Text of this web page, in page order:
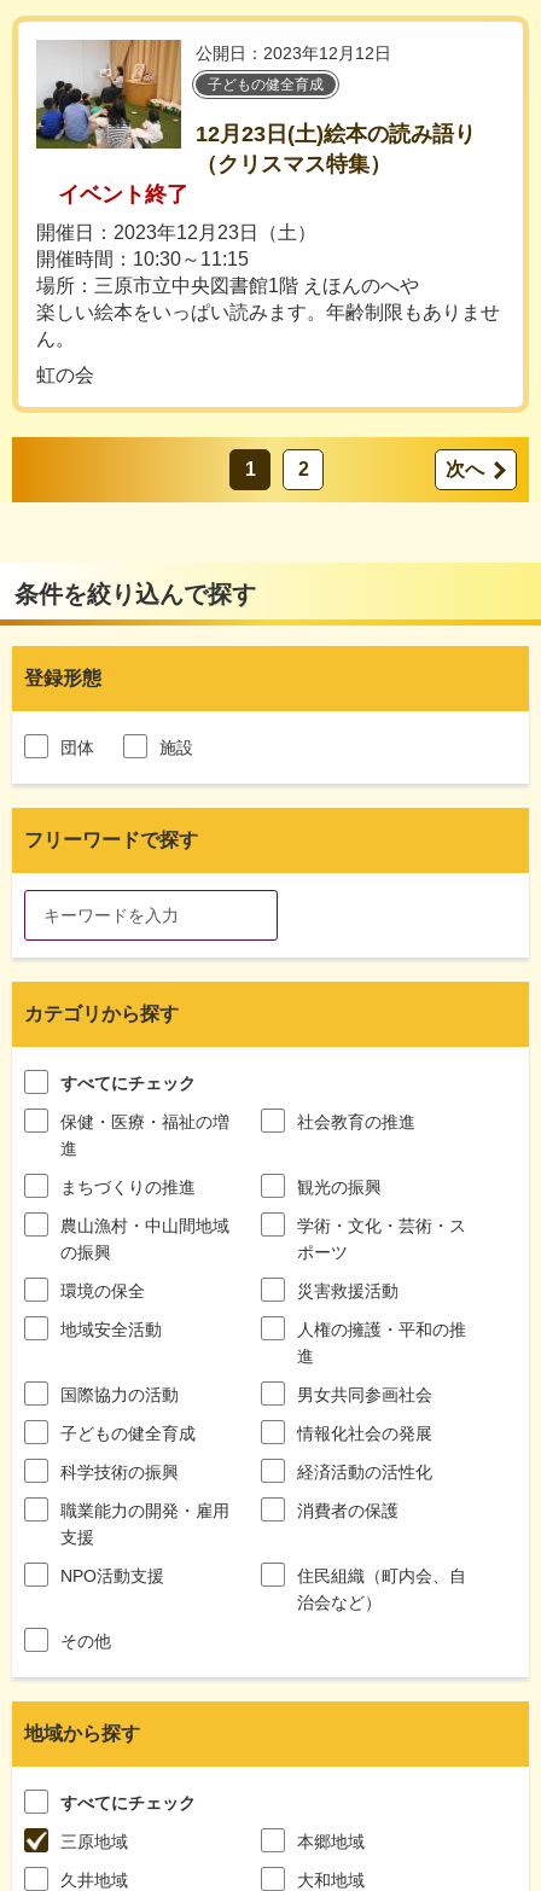
公開日：2023年12月12日
子どもの健全育成
12月23日(土)絵本の読み語り
（クリスマス特集）
イベント終了
開催日：2023年12月23日（土）
開催時間：10:30～11:15
場所：三原市立中央図書館1階 えほんのへや
楽しい絵本をいっぱい読みます。年齢制限もありませ
ん。
虹の会
1 2 次へ
条件を絞り込んで探す
登録形態
団体 施設
フリーワードで探す
カテゴリから探す
すべてにチェック
保健・医療・福祉の増
進
社会教育の推進
まちづくりの推進
観光の振興
農山漁村・中山間地域
の振興
学術・文化・芸術・ス
ポーツ
環境の保全
災害救援活動
地域安全活動
人権の擁護・平和の推
進
国際協力の活動
男女共同参画社会
子どもの健全育成
情報化社会の発展
科学技術の振興
経済活動の活性化
職業能力の開発・雇用
支援
消費者の保護
NPO活動支援
住民組織（町内会、自
治会など）
その他
地域から探す
すべてにチェック
三原地域
本郷地域
久井地域
大和地域